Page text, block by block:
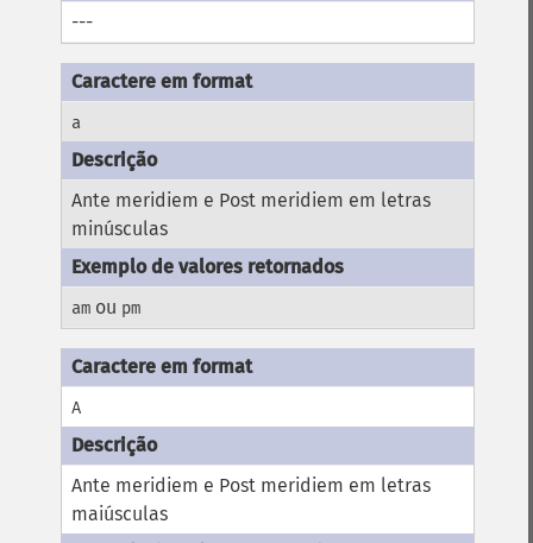
---
a
Ante meridiem e Post meridiem em letras
minúsculas
am ou pm
A
Ante meridiem e Post meridiem em letras
maiúsculas